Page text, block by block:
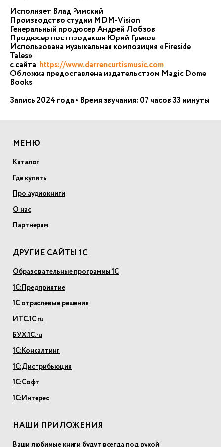
Исполняет Влад Римский
Производство студии MDM-Vision
Генеральный продюсер Андрей Лобзов
Продюсер постпродакшн Юрий Греков
Использована музыкальная композиция «Fireside
Tales»
с сайта:https://www.darrencurtismusic.com
Обложка предоставлена издательством Magic Domе
Books
Запись 2024 года • Время звучания: 07 часов 33 минуты
МЕНЮ
Каталог
Где купить
Про аудиокниги
О нас
Партнерам
ДРУГИЕ САЙТЫ 1С
Образовательные программы 1С
1С:Предприятие
1С отраслевые решения
ИТС.1С.ru
БУХ.1С.ru
1С:Консалтинг
1С:Дистрибьюция
1С:Софт
1С:Интерес
НАШИ ПРИЛОЖЕНИЯ
Ваши любимые книги будут всегда под рукой